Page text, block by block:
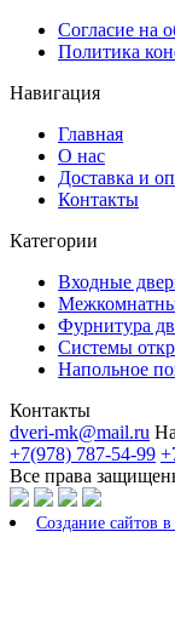
Согласие на
Политика
Навигация
Главная
О нас
Доставка и
Контакты
Категории
Входные
Фурнитура
Системы
Напольное
Контакты
dveri-mk@mail.ru
+7(978) 787-54-99
Все права
Создание сайтов